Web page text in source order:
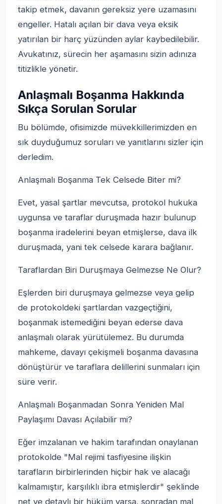
takip etmek, davanın gereksiz yere uzamasını
engeller. Hatalı açılan bir dava veya eksik
yatırılan bir harç yüzünden aylar kaybedilebilir.
Avukatınız, sürecin her aşamasını sizin adınıza
titizlikle yönetir.
Anlaşmalı Boşanma Hakkında
Sıkça Sorulan Sorular
Bu bölümde, ofisimizde müvekkillerimizden en
sık duyduğumuz soruları ve yanıtlarını sizler için
derledim.
Anlaşmalı Boşanma Tek Celsede Biter mi?
Evet, yasal şartlar mevcutsa, protokol hukuka
uygunsa ve taraflar duruşmada hazır bulunup
boşanma iradelerini beyan etmişlerse, dava ilk
duruşmada, yani tek celsede karara bağlanır.
Taraflardan Biri Duruşmaya Gelmezse Ne Olur?
Eşlerden biri duruşmaya gelmezse veya gelip
de protokoldeki şartlardan vazgeçtiğini,
boşanmak istemediğini beyan ederse dava
anlaşmalı olarak yürütülemez. Bu durumda
mahkeme, davayı çekişmeli boşanma davasına
dönüştürür ve taraflara delillerini sunmaları için
süre verir.
Anlaşmalı Boşanmadan Sonra Yeniden Mal
Paylaşımı Davası Açılabilir mi?
Eğer imzalanan ve hakim tarafından onaylanan
protokolde "Mal rejimi tasfiyesine ilişkin
tarafların birbirlerinden hiçbir hak ve alacağı
kalmamıştır, karşılıklı ibra etmişlerdir" şeklinde
net ve detaylı bir hüküm varsa, sonradan mal